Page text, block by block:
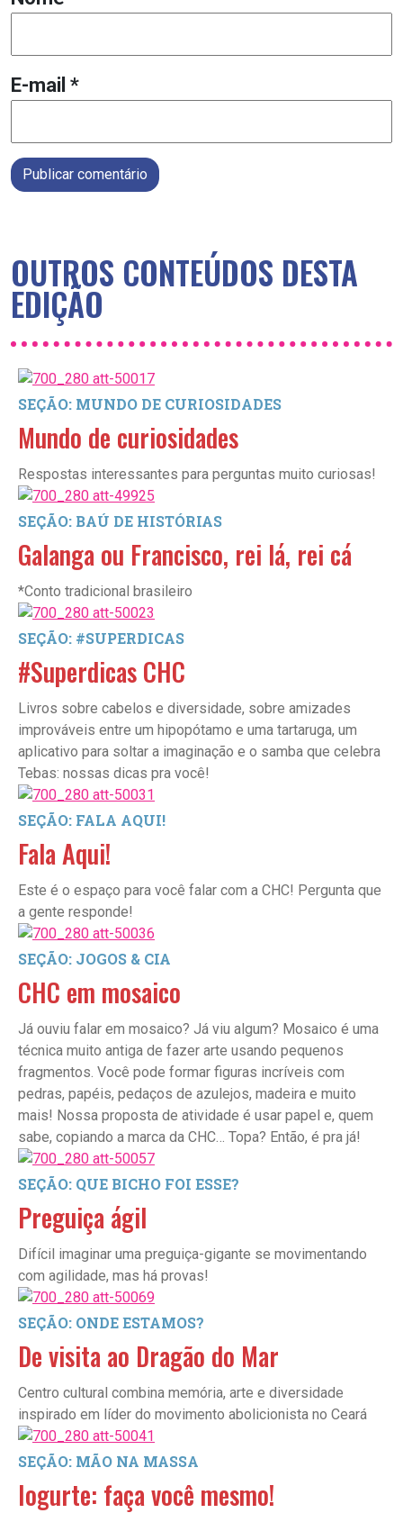
E-mail *
Publicar comentário
OUTROS CONTEÚDOS DESTA
EDIÇÃO
SEÇÃO: MUNDO DE CURIOSIDADES
Mundo de curiosidades
Respostas interessantes para perguntas muito curiosas!
SEÇÃO: BAÚ DE HISTÓRIAS
Galanga ou Francisco, rei lá, rei cá
*Conto tradicional brasileiro
SEÇÃO: #SUPERDICAS
#Superdicas CHC
Livros sobre cabelos e diversidade, sobre amizades
improváveis entre um hipopótamo e uma tartaruga, um
aplicativo para soltar a imaginação e o samba que celebra
Tebas: nossas dicas pra você!
SEÇÃO: FALA AQUI!
Fala Aqui!
Este é o espaço para você falar com a CHC! Pergunta que
a gente responde!
SEÇÃO: JOGOS & CIA
CHC em mosaico
Já ouviu falar em mosaico? Já viu algum? Mosaico é uma
técnica muito antiga de fazer arte usando pequenos
fragmentos. Você pode formar figuras incríveis com
pedras, papéis, pedaços de azulejos, madeira e muito
mais! Nossa proposta de atividade é usar papel e, quem
sabe, copiando a marca da CHC… Topa? Então, é pra já!
SEÇÃO: QUE BICHO FOI ESSE?
Preguiça ágil
Difícil imaginar uma preguiça-gigante se movimentando
com agilidade, mas há provas!
SEÇÃO: ONDE ESTAMOS?
De visita ao Dragão do Mar
Centro cultural combina memória, arte e diversidade
inspirado em líder do movimento abolicionista no Ceará
SEÇÃO: MÃO NA MASSA
Iogurte: faça você mesmo!